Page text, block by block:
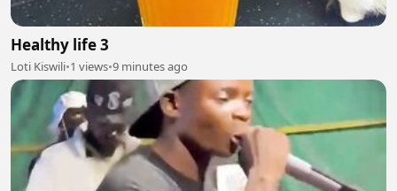
Healthy life 3
Loti Kiswili•1 views•9 minutes ago